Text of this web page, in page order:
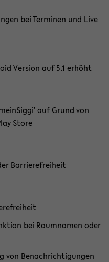
bei Ter­mi­nen und Live
Ver­si­on auf 5.1 er­höht
auf Grund von
Store
Bar­rie­re­frei­heit
bei Raum­na­men oder
von Be­nach­rich­ti­gun­gen